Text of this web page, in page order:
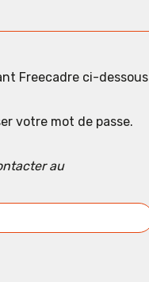
Freecadre ci-dessous
votre mot de passe.
au